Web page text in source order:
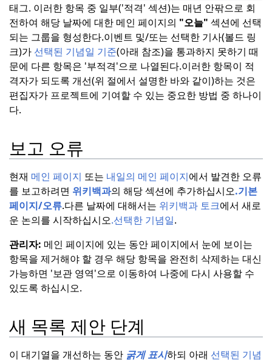
태그. 이러한 항목 중 일부('적격' 섹션)는 매년 안팎으로 회
전하여 해당 날짜에 대한 메인 페이지의 "오늘" 섹션에 선택
되는 그룹을 형성한다.이벤트 및/또는 선택한 기사(볼드 링
크)가 선택된 기념일 기준(아래 참조)을 통과하지 못하기 때
문에 다른 항목은 '부적격'으로 나열된다.이러한 항목이 적
격자가 되도록 개선(위 절에서 설명한 바와 같이)하는 것은
편집자가 프로젝트에 기여할 수 있는 중요한 방법 중 하나이
다.
보고 오류
현재 메인 페이지 또는 내일의 메인 페이지에서 발견한 오류
를 보고하려면 위키백과의 해당 섹션에 추가하십시오.기본
페이지/오류.다른 날짜에 대해서는 위키백과 토크에서 새로
운 논의를 시작하십시오.선택한 기념일.
관리자: 메인 페이지에 있는 동안 페이지에서 눈에 보이는
항목을 제거해야 할 경우 해당 항목을 완전히 삭제하는 대신
가능하면 '보관 영역'으로 이동하여 나중에 다시 사용할 수
있도록 하십시오.
새 목록 제안 단계
이 대기열을 개선하는 동안 굵게 표시하되 아래 선택된 기념